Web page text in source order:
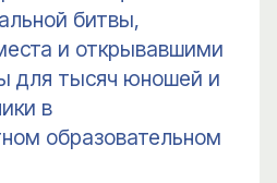
битвы,
и открывавшими
для тысяч юношей и
в
образовательном